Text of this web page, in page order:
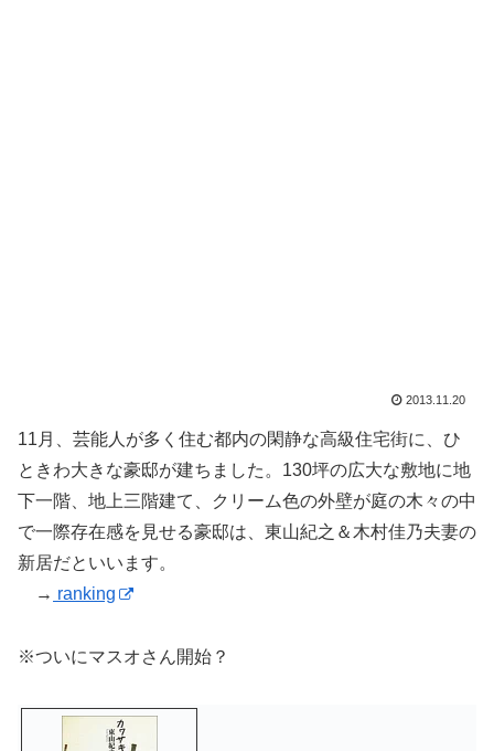
2013.11.20
11月、芸能人が多く住む都内の閑静な高級住宅街に、ひ
ときわ大きな豪邸が建ちました。130坪の広大な敷地に地
下一階、地上三階建て、クリーム色の外壁が庭の木々の中
で一際存在感を見せる豪邸は、東山紀之＆木村佳乃夫妻の
新居だといいます。
→ ranking
※ついにマスオさん開始？